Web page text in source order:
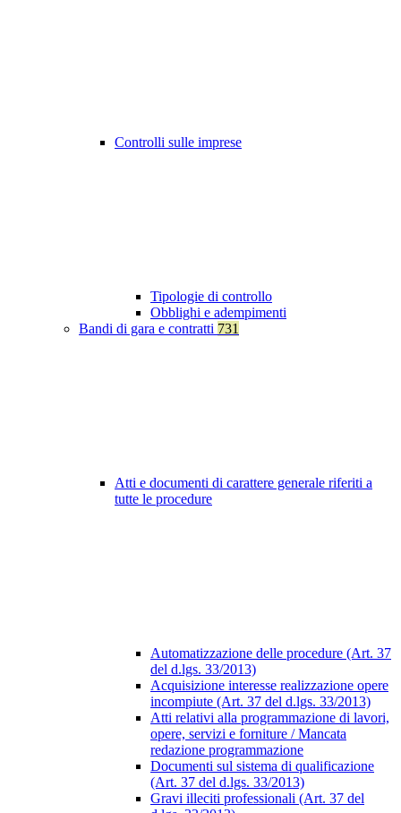
Controlli sulle imprese
Tipologie di controllo
Obblighi e adempimenti
Bandi di gara e contratti 731
Atti e documenti di carattere generale riferiti a
tutte le procedure
Automatizzazione delle procedure (Art. 37
del d.lgs. 33/2013)
Acquisizione interesse realizzazione opere
incompiute (Art. 37 del d.lgs. 33/2013)
Atti relativi alla programmazione di lavori,
opere, servizi e forniture / Mancata
redazione programmazione
Documenti sul sistema di qualificazione
(Art. 37 del d.lgs. 33/2013)
Gravi illeciti professionali (Art. 37 del